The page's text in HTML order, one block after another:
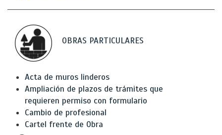
OBRAS PARTICULARES
Acta de muros linderos
Ampliación de plazos de trámites que
requieren permiso con formulario
Cambio de profesional
Cartel frente de Obra